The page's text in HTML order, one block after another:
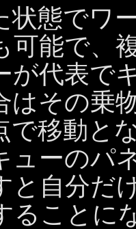
状態でワ
可能で、
が代表で
はその乗
で移動と
ューのパ
と自分だ
ることに